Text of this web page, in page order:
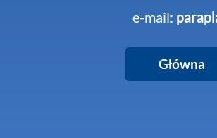
e-mail:
Główna